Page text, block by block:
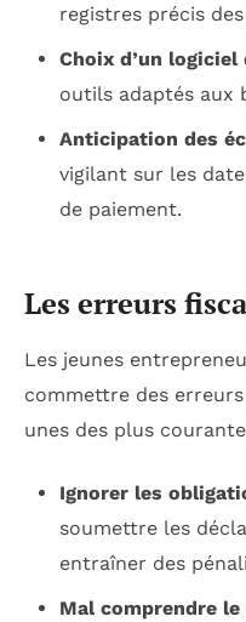
registres précis
Choix d’un
outils adaptés aux
Anticipation des
vigilant sur les
de paiement.
Les erreurs
Les jeunes
commettre des
unes des plus
Ignorer les
soumettre les
entraîner des
Mal comprendre